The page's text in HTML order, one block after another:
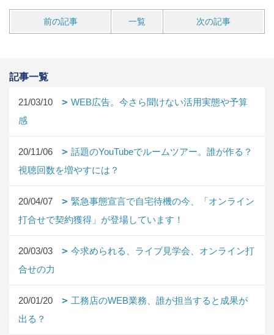
前の記事 一覧 次の記事
記事一覧
21/03/10
WEB広告。今さら聞けない活用実態や予算
感
20/11/06
話題のYouTubeでルームツアー。誰が作る？
視聴回数を増やすには？
20/04/07
緊急事態宣言で自宅待機の今、「オンライン
打合せで契約獲得」が登場しています！
20/03/03
今求められる、ライブ見学会、オンライン打
合せの力
20/01/20
工務店のWEB業務、誰が担当すると成果が
出る？